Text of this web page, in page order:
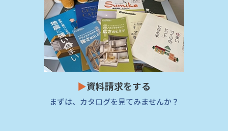
▶資料請求をする
まずは、カタログを見てみませんか？